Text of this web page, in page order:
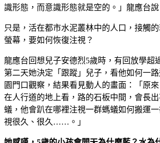
識形態，而意識形態就是空的。」龍應台說
只是，活在都市水泥叢林中的人口，接觸
螢幕，要如何恢復注視？
龍應台回想兒子安德烈5歲時，有回放學超
第二天她決定「跟蹤」兒子，看他如何一
園門口觀察，結果看見動人的畫面：「原
在人行道的地上看，路的石板中間，會長
蟻，他會趴在哪裡注視一群螞蟻如何搬運
視很久、很久……。」